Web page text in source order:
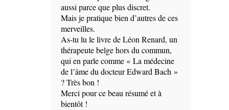
aussi parce que plus discret.
Mais je pratique bien d’autres de ces
merveilles.
As-tu lu le livre de Léon Renard, un
thérapeute belge hors du commun,
qui en parle comme « La médecine
de l’âme du docteur Edward Bach »
? Très bon !
Merci pour ce beau résumé et à
bientôt !